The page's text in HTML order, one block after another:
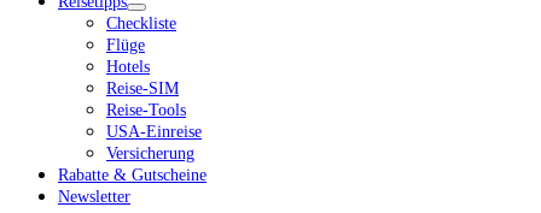
Dropdown-
Menü
öffnen
Checkliste
Flüge
Hotels
Reise-SIM
Reise-Tools
USA-Einreise
Versicherung
Rabatte & Gutscheine
Newsletter